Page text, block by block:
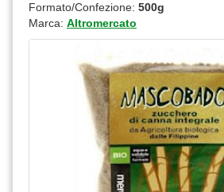
Formato/Confezione: 500g
Marca: Altromercato